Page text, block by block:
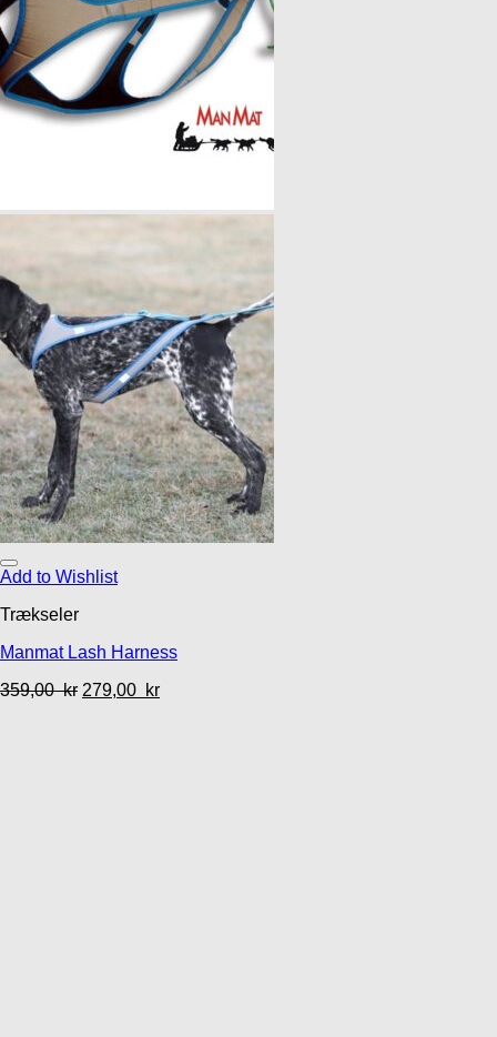
Add to Wishlist
Trækseler
Manmat Lash Harness
359,00kr 279,00 kr